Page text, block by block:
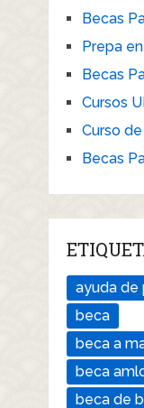
Becas
Prepa
Becas
Cursos
Curso
Becas
ayuda de
beca
beca a
beca
beca de